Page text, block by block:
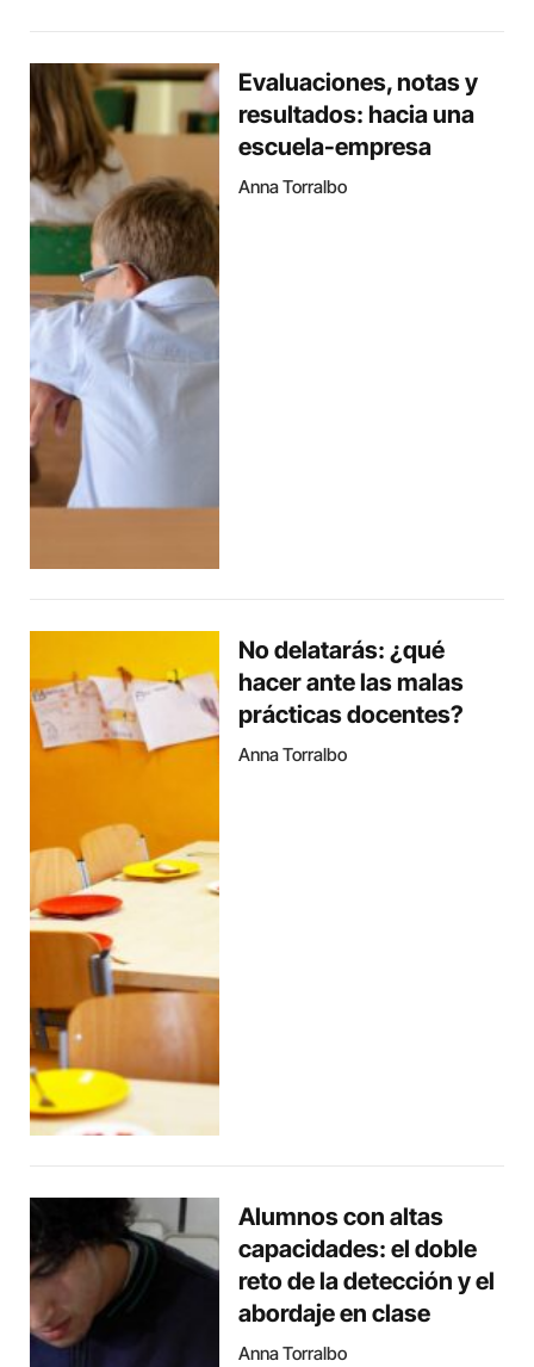
Evaluaciones, notas y
resultados: hacia una
escuela-empresa
Anna Torralbo
No delatarás: ¿qué
hacer ante las malas
prácticas docentes?
Anna Torralbo
Alumnos con altas
capacidades: el doble
reto de la detección y el
abordaje en clase
Anna Torralbo